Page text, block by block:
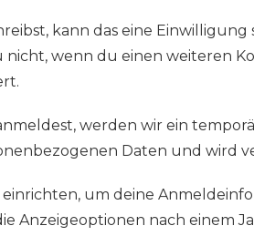
kann das eine Einwilligung
wenn du einen weiteren
werden wir ein
Daten und wird
um deine
Anzeigeoptionen nach einem